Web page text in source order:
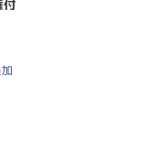
付